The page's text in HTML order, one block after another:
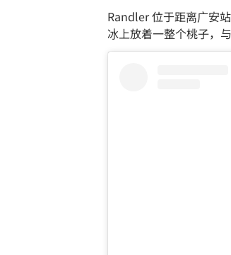
Randler 位于距离广安
冰上放着一整个桃子，